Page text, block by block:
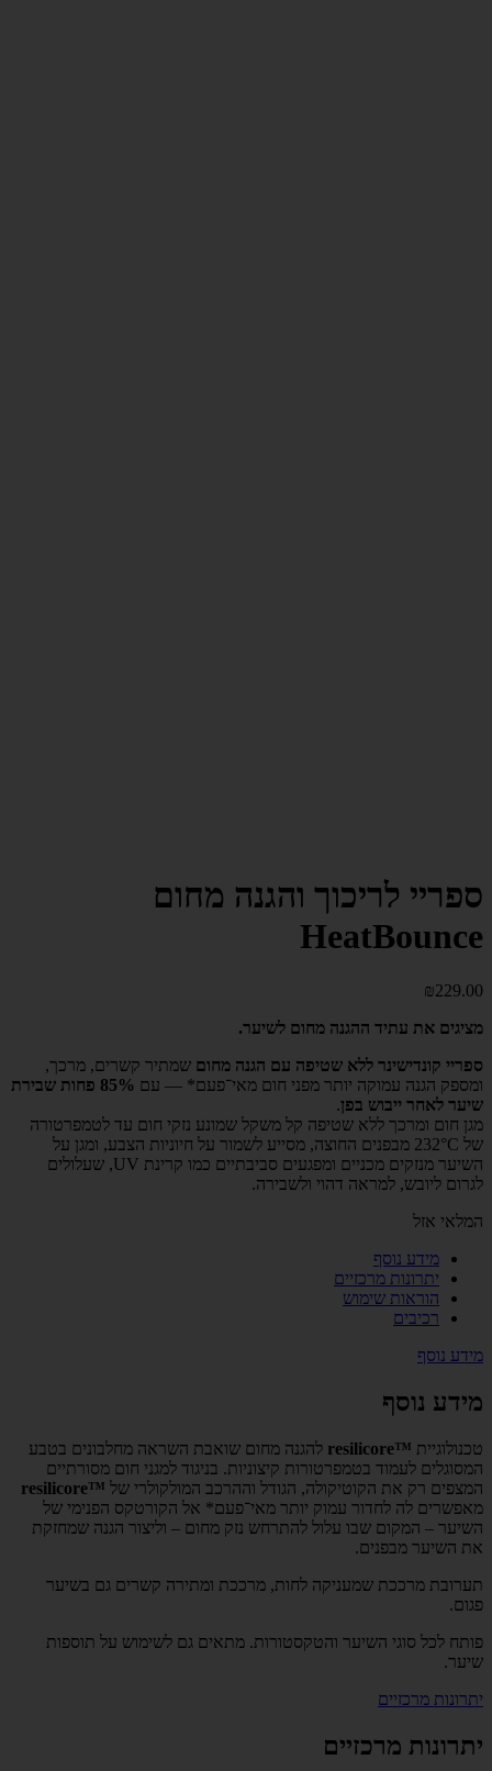
ספריי לריכוך והגנה מחום
HeatBounce
₪229.00
מציגים את עתיד ההגנה מחום לשיער.
ספריי קונדישינר ללא שטיפה עם הגנה מחום שמתיר קשרים, מרכך,
ומספק הגנה עמוקה יותר מפני חום מאי־פעם* — עם
85% פחות שבירת
שיער לאחר ייבוש בפן.
מגן חום ומרכך ללא שטיפה קל משקל שמונע נזקי חום עד לטמפרטורה
של ‎232°C מבפנים החוצה, מסייע לשמור על חיוניות הצבע, ומגן על
השיער מנזקים מכניים ומפגעים סביבתיים כמו קרינת UV, שעלולים
לגרום ליובש, למראה דהוי ולשבירה.
המלאי אזל
מידע נוסף
יתרונות מרכזיים
הוראות שימוש
רכיבים
מידע נוסף
מידע נוסף
טכנולוגיית ™
resilicore להגנה מחום שואבת השראה מחלבונים בטבע
המסוגלים לעמוד בטמפרטורות קיצוניות. בניגוד למגני חום מסורתיים
המצפים רק את הקוטיקולה, הגודל וההרכב המולקולרי של ™
resilicore
מאפשרים לה לחדור עמוק יותר מאי־פעם* אל הקורטקס הפנימי של
השיער – המקום שבו עלול להתרחש נזק מחום – וליצור הגנה שמחזקת
את השיער מבפנים.
תערובת מרככת שמעניקה לחות, מרככת ומתירה קשרים גם בשיער
פגום.
פותח לכל סוגי השיער והטקסטורות. מתאים גם לשימוש על תוספות
שיער.
יתרונות מרכזיים
יתרונות מרכזיים